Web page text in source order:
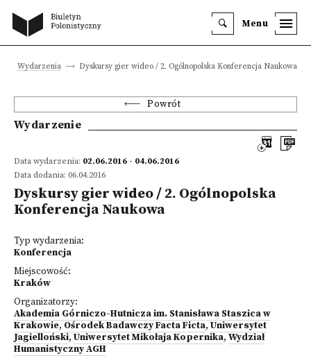
Menu
Wydarzenia Dyskursy gier wideo / 2. Ogólnopolska Konferencja Naukowa
Powrót
Wydarzenie
Data wydarzenia: 02.06.2016 - 04.06.2016
Data dodania: 06.04.2016
Dyskursy gier wideo / 2. Ogólnopolska
Konferencja Naukowa
Typ wydarzenia:
Konferencja
Miejscowość:
Kraków
Organizatorzy:
Akademia Górniczo-Hutnicza im. Stanisława Staszica w
Krakowie, Ośrodek Badawczy Facta Ficta, Uniwersytet
Jagielloński, Uniwersytet Mikołaja Kopernika, Wydział
Humanistyczny AGH